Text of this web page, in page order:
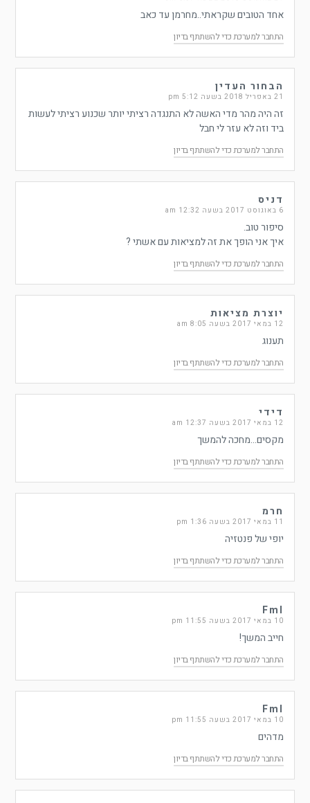
אחד הטובים שקראתי..מחרמן עד כאב
התחבר למערכת כדי להשתתף בדיון
הבחור העדין
21 באפריל 2018 בשעה 5:12 pm
זה היה מהר מדי האשה לא התנגדה רציתי יותר שכנוע רציתי לעשות
ביד וזה לא עזר לי חבל
התחבר למערכת כדי להשתתף בדיון
דניס
6 באוגוסט 2017 בשעה 12:32 am
סיפור טוב.
איך אני הופך את זה למציאות עם אשתי ?
התחבר למערכת כדי להשתתף בדיון
יוצרת מציאות
12 במאי 2017 בשעה 8:05 am
תענוג
התחבר למערכת כדי להשתתף בדיון
דידי
12 במאי 2017 בשעה 12:37 am
מקסים…מחכה להמשך
התחבר למערכת כדי להשתתף בדיון
חרמ
11 במאי 2017 בשעה 1:36 pm
יופי של פנטזיה
התחבר למערכת כדי להשתתף בדיון
Fml
10 במאי 2017 בשעה 11:55 pm
חייב המשך!
התחבר למערכת כדי להשתתף בדיון
Fml
10 במאי 2017 בשעה 11:55 pm
מדהים
התחבר למערכת כדי להשתתף בדיון